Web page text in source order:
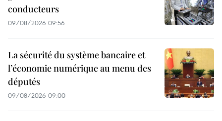
conducteurs
09/08/2026 09:56
La sécurité du système bancaire et
l’économie numérique au menu des
députés
09/08/2026 09:00